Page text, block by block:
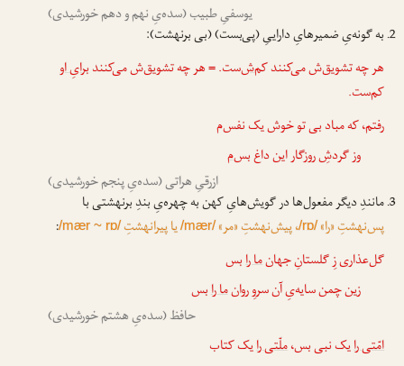
یوسفیِ طبیب (سده‌یِ نهم و دهم خورشیدی)
به گونه‌یِ ضمیرهایِ داراییِ (پی‌بست) (بی برنهشت):
هر چه تشویق‌ش می‌کنند کم‌ش‌ست. = هر چه تشویق‌ش می‌کنندبرایِ او
کم‌ست.
رفتم، که مباد بی تو خوش یک نفس‌م
وز گردشِ روزگار این داغ بس‌م
ازرقیِ هراتی (سده‌یِ پنجم خورشیدی)
مانندِ دیگر مفعول‌ها در گویش‌هایِ کهن به چهره‌یِ بندِ برنهشتی با
پس‌نهشتِ «را»/rɒ/، پیش‌نهشتِ «مر»/mær/یا پیرانهشتِ/mær ~ rɒ/
:
گل‌عذاری زِ گلستانِ جهانما رابس
زین چمن سایه‌یِ آن سروِ ر‌وانما رابس
حافظ (سده‌یِ هشتم خورشیدی)
امّتی رایک نبی بس،ملّتی رایک کتاب